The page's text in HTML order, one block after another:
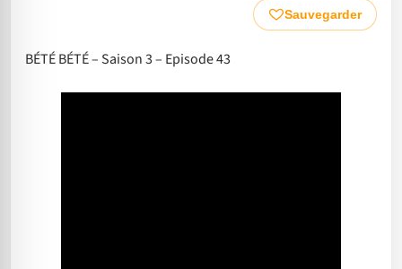
Sauvegarder
BÉTÉ BÉTÉ – Saison 3 – Episode 43